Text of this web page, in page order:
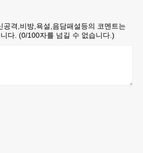
공격,비방,욕설,음담패설등의 코멘트는
다. (0/100자를 넘길 수 없습니다.)